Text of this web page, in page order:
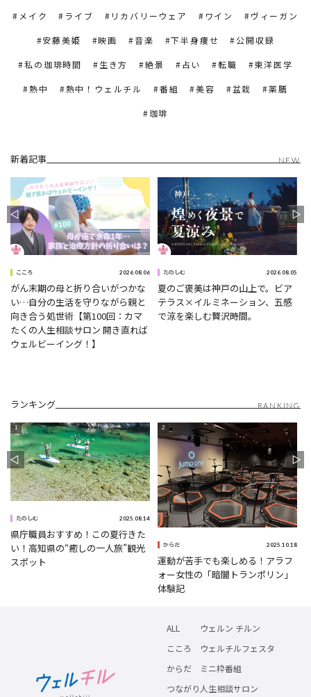
メイク ライブ リカバリーウェア ワイン ヴィーガン
安藤美姫 映画 音楽 下半身痩せ 公開収録
私の珈琲時間 生き方 絶景 占い 転職 東洋医学
熱中 熱中！ウェルチル 番組 美容 盆栽 薬膳
珈琲
新着記事 NEW
こころ 2026.08.06
がん末期の母と折り合いがつかな
い…自分の生活を守りながら親と
向き合う処世術【第100回：カマ
たくの人生相談サロン 開き直れば
ウェルビーイング！】
たのしむ 2026.08.05
夏のご褒美は神戸の山上で。ビア
テラス×イルミネーション、五感
で涼を楽しむ贅沢時間。
ランキング RANKING
たのしむ 2025.08.14
県庁職員おすすめ！この夏行きた
い！高知県の“癒しの一人旅”観光
スポット
からだ 2025.10.18
運動が苦手でも楽しめる！アラフ
ォー女性の「暗闇トランポリン」
体験記
ALL
こころ
からだ
つながり
ウェルン チルン
ウェルチルフェスタ
ミニ枠番組
人生相談サロン